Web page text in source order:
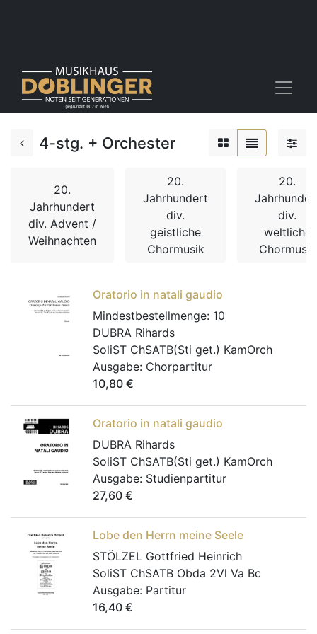
4-stg. + Orchester
20.
Jahrhundert
div. Advent /
Weihnachten
20.
Jahrhundert
div.
geistliche
Chormusik
20.
div.
weltliche
Chormusik
Oratorio in natali gaudio
Mindestbestellmenge: 10
DUBRA Rihards
SoliST ChSATB(Sti get.) KamOrch
Ausgabe: Chorpartitur
10,80 €
Oratorio in natali gaudio
DUBRA Rihards
SoliST ChSATB(Sti get.) KamOrch
Ausgabe: Studienpartitur
27,60 €
Lobe den Herrn meine Seele
STÖLZEL Gottfried Heinrich
SoliST ChSATB Obda 2Vl Va Bc
Ausgabe: Partitur
16,40 €